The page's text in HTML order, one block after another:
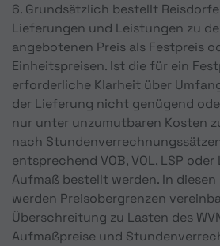
6. Grundsätzlich bestellt
Lieferungen und Leistungen zu
angebotenen Preis als Festpreis
Einheitspreisen. Ist die für ein
erforderliche Klarheit über
der Lieferung nicht genügend
nur unter unzumutbaren Kosten
nach
entsprechend VOB, VOL, LSP
Aufmaß bestellt werden. In diesen
werden Preisobergrenzen
Überschreitung zu Lasten des
Aufmaßpreise und